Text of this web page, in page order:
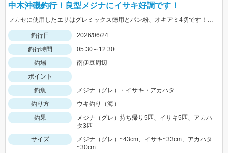
中木沖磯釣行！良型メジナにイサキ好調です！
フカセに使用したエサはグレミックス徳用とパン粉、オキアミ4切です！大型メジナらしきバラシもありまたも悔しさの残る釣行となりました。
釣行日
2026/06/24
釣行時間
05:30～12:30
釣場
南伊豆周辺
ポイント
釣魚
メジナ（グレ）・イサキ・アカハタ
釣り方
ウキ釣り（海）
釣果
メジナ（グレ）持ち帰り5匹、イサキ5匹、アカハ
タ3匹
サイズ
メジナ（グレ）~43cm、イサキ~33cm、アカハタ
~30cm